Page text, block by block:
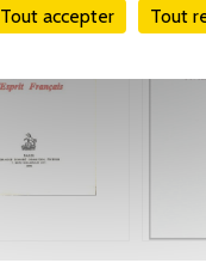
Tout accepter Tout